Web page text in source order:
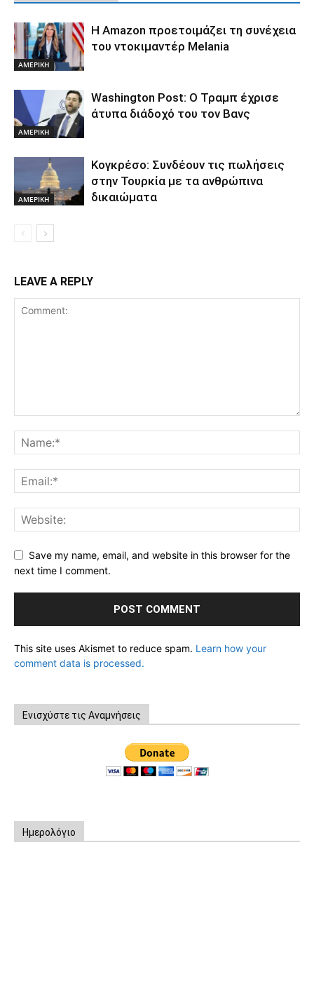
ΑΜΕΡΙΚΗ
Η Amazon προετοιμάζει τη συνέχεια
του ντοκιμαντέρ Melania
ΑΜΕΡΙΚΗ
Washington Post: Ο Τραμπ έχρισε
άτυπα διάδοχό του τον Βανς
ΑΜΕΡΙΚΗ
Κογκρέσο: Συνδέουν τις πωλήσεις
στην Τουρκία με τα ανθρώπινα
δικαιώματα
LEAVE A REPLY
Save my name, email, and website in this browser for the
next time I comment.
This site uses Akismet to reduce spam. Learn how your
comment data is processed.
Ενισχύστε τις Αναμνήσεις
Ημερολόγιο